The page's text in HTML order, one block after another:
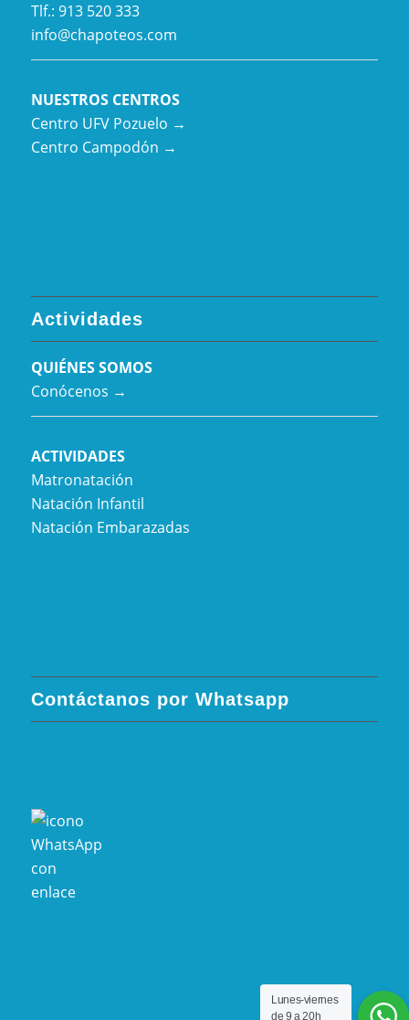
Tlf.: 913 520 333
info@chapoteos.com
NUESTROS CENTROS
Centro UFV Pozuelo →
Centro Campodón →
Actividades
QUIÉNES SOMOS
Conócenos →
ACTIVIDADES
Matronatación
Natación Infantil
Natación Embarazadas
Contáctanos por Whatsapp
Lunes-viernes
de 9 a 20h